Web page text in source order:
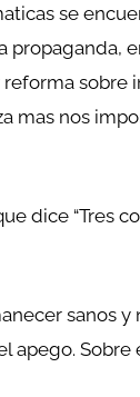
se
sobre
mas nos
dice “Tres
sanos
apego. Sobre